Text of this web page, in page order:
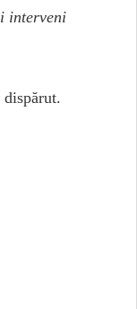
interveni